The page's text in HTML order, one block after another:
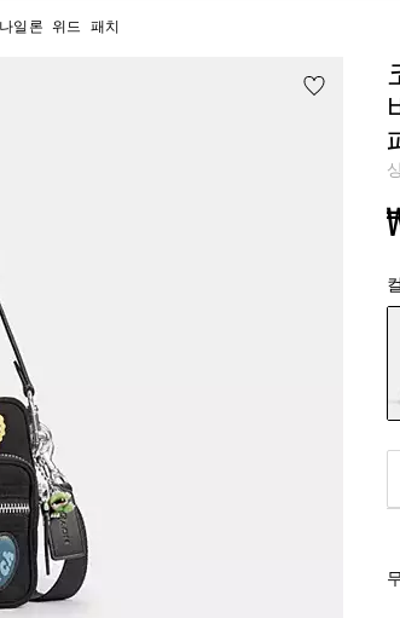
일론 위드 패치